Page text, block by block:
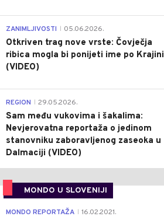
ZANIMLJIVOSTI 05.06.2026.
Otkriven trag nove vrste: Čovječja
ribica mogla bi ponijeti ime po Krajini
(VIDEO)
REGION 29.05.2026.
Sam među vukovima i šakalima:
Nevjerovatna reportaža o jedinom
stanovniku zaboravljenog zaseoka u
Dalmaciji (VIDEO)
MONDO U SLOVENIJI
MONDO REPORTAŽA 16.02.2021.